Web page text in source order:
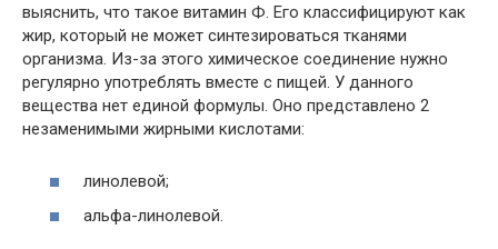
выяснить, что такое витамин Ф. Его классифицируют как
жир, который не может синтезироваться тканями
организма. Из-за этого химическое соединение нужно
регулярно употреблять вместе с пищей. У данного
вещества нет единой формулы. Оно представлено 2
незаменимыми жирными кислотами:
линолевой;
альфа-линолевой.